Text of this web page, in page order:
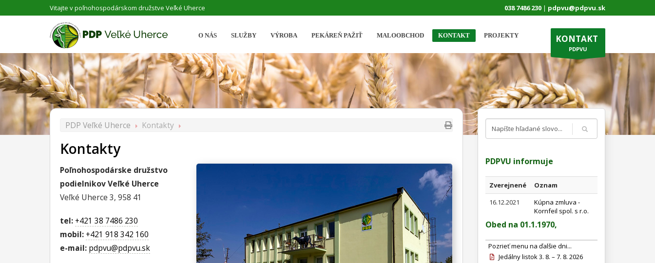
Vitajte v poľnohospodárskom družstve Veľké Uherce pdpvu@pdpvu.sk
038 7486 230 |
O NÁS SLUŽBY VÝROBA PEKÁREŇ PAŽIŤ MALOOBCHOD KONTAKT PROJEKTY KONTAKT
PDPVU
PDP Veľké Uherce Kontakty
Kontakty
Poľnohospodárske družstvo
podielnikov Veľké Uherce
Veľké Uherce 3, 958 41
tel: +421 38 7486 230
mobil: +421 918 342 160
e-mail: pdpvu@pdpvu.sk
PDPVU informuje
Zverejnené
Oznam
16.12.2021
Kúpna zmluva -
Kornfeil spol. s r.o.
Obed na 01.1.1970,
Pozrieť menu na ďalšie dni...
Jedálny listok 3. 8. – 7. 8. 2026